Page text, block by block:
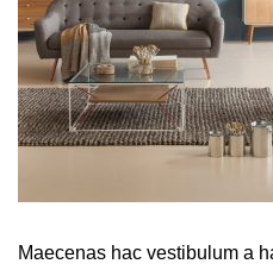
Maecenas hac vestibulum a